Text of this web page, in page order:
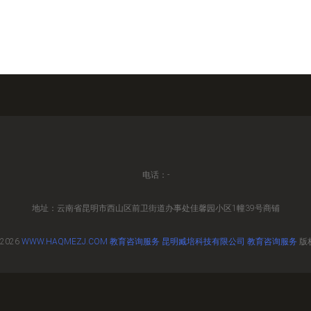
电话：-
地址：云南省昆明市西山区前卫街道办事处佳馨园小区1幢39号商铺
WWW.HAQMEZJ.COM 教育咨询服务 昆明臧培科技有限公司 教育咨询服务 版